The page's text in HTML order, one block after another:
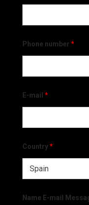
Phone number *
E-mail *
Country*
Name E-mail